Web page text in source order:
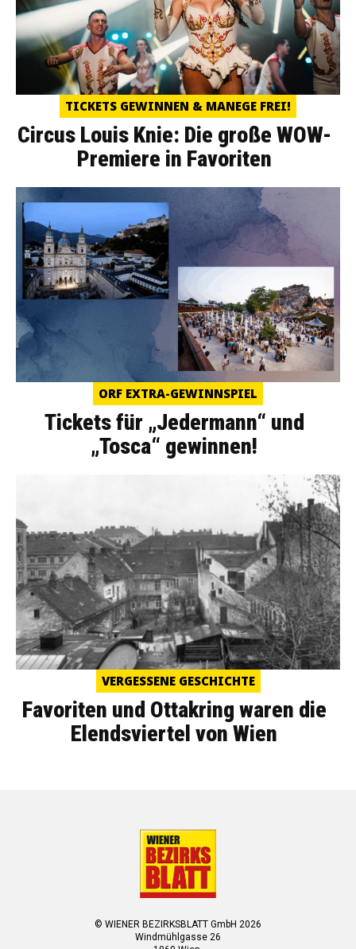
TICKETS GEWINNEN & MANEGE FREI!
Circus Louis Knie: Die große WOW-
Premiere in Favoriten
ORF EXTRA-GEWINNSPIEL
Tickets für „Jedermann“ und
„Tosca“ gewinnen!
VERGESSENE GESCHICHTE
Favoriten und Ottakring waren die
Elendsviertel von Wien
© WIENER BEZIRKSBLATT GmbH 2026
Windmühlgasse 26